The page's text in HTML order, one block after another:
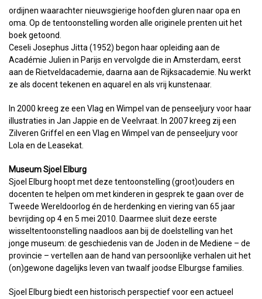
ordijnen waarachter nieuwsgierige hoofden gluren naar opa en
oma. Op de tentoonstelling worden alle originele prenten uit het
boek getoond.
Ceseli Josephus Jitta (1952) begon haar opleiding aan de
Académie Julien in Parijs en vervolgde die in Amsterdam, eerst
aan de Rietveldacademie, daarna aan de Rijksacademie. Nu werkt
ze als docent tekenen en aquarel en als vrij kunstenaar.
In 2000 kreeg ze een Vlag en Wimpel van de penseeljury voor haar
illustraties in Jan Jappie en de Veelvraat. In 2007 kreeg zij een
Zilveren Griffel en een Vlag en Wimpel van de penseeljury voor
Lola en de Leasekat.
Museum Sjoel Elburg
Sjoel Elburg hoopt met deze tentoonstelling (groot)ouders en
docenten te helpen om met kinderen in gesprek te gaan over de
Tweede Wereldoorlog én de herdenking en viering van 65 jaar
bevrijding op 4 en 5 mei 2010. Daarmee sluit deze eerste
wisseltentoonstelling naadloos aan bij de doelstelling van het
jonge museum: de geschiedenis van de Joden in de Mediene – de
provincie – vertellen aan de hand van persoonlijke verhalen uit het
(on)gewone dagelijks leven van twaalf joodse Elburgse families.
Sjoel Elburg biedt een historisch perspectief voor een actueel